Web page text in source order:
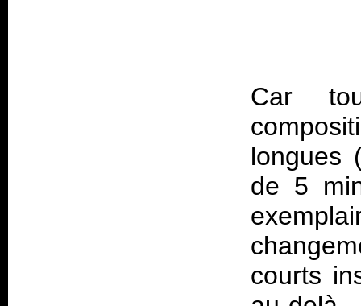
Car
longues
de 5
courts